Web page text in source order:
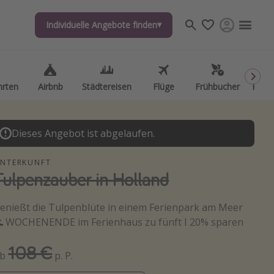
Individuelle Angebote finden
Airbnb Städtereisen Flüge Frühbucher
Individuelle Angebote finden
Airbnb Städtereisen Flüge Frühbucher
Dieses Angebot ist abgelaufen.
in Holland
die Tulpenblüte in einem Ferienpark am Meer
WOCHENENDE im Ferienhaus zu fünft I 20% sparen
108 € p. P.